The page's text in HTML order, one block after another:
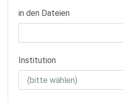
in den Dateien
Institution